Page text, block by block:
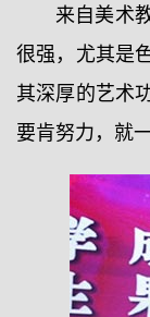
来自美术
很强，尤其是
其深厚的艺术
要肯努力，就